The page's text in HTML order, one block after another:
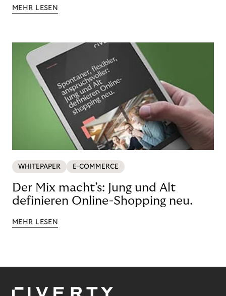
MEHR LESEN
WHITEPAPER E-COMMERCE
Der Mix macht’s: Jung und Alt
definieren Online-Shopping neu.
MEHR LESEN